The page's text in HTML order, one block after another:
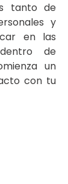
tanto de
y
en las
de
un
con tu